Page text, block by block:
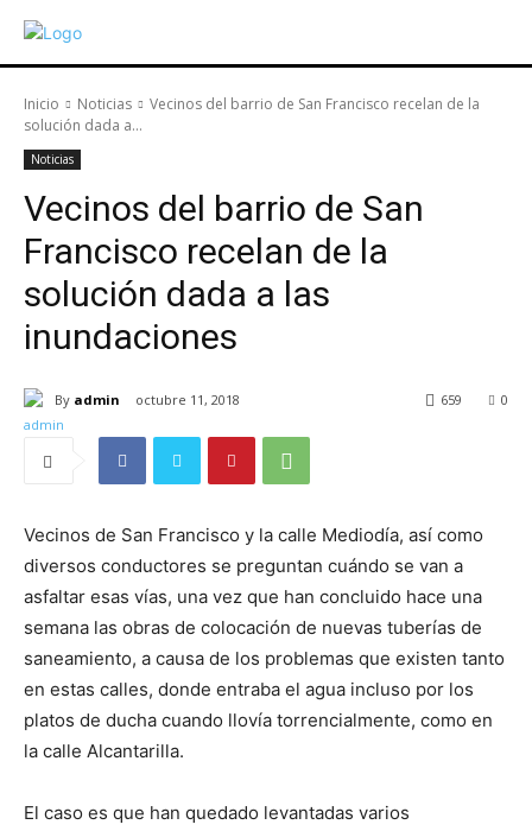
Inicio Noticias
Vecinos del barrio de San Francisco recelan de la
solución dada a...
Noticias
Vecinos del barrio de San
Francisco recelan de la
solución dada a las
inundaciones
By admin octubre 11, 2018 0
659
Vecinos de San Francisco y la calle Mediodía, así como
diversos conductores se preguntan cuándo se van a
asfaltar esas vías, una vez que han concluido hace una
semana las obras de colocación de nuevas tuberías de
saneamiento, a causa de los problemas que existen tanto
en estas calles, donde entraba el agua incluso por los
platos de ducha cuando llovía torrencialmente, como en
la calle Alcantarilla.
El caso es que han quedado levantadas varios